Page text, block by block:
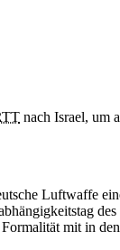
nach Israel, um
Luftwaffe
mit in